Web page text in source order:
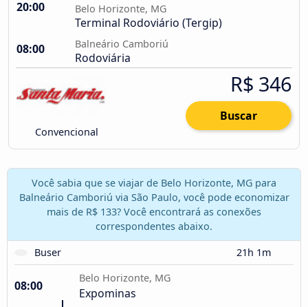
20:00 Belo Horizonte, MG
Terminal Rodoviário (Tergip)
08:00
Balneário Camboriú
Rodoviária
Convencional
R$ 346
Buscar
Você sabia que se viajar de Belo Horizonte, MG para
Balneário Camboriú via São Paulo, você pode economizar
mais de R$ 133? Você encontrará as conexões
correspondentes abaixo.
Buser
21h 1m
08:00
Belo Horizonte, MG
Expominas